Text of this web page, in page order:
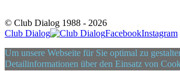
© Club Dialog 1988 - 2026
Club Dialog
FacebookInstagram
Um unsere Webseite für Sie optimal zu
Detailinformationen über den Einsatz von